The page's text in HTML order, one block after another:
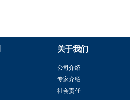
关于我们
公司介绍
专家介绍
社会责任